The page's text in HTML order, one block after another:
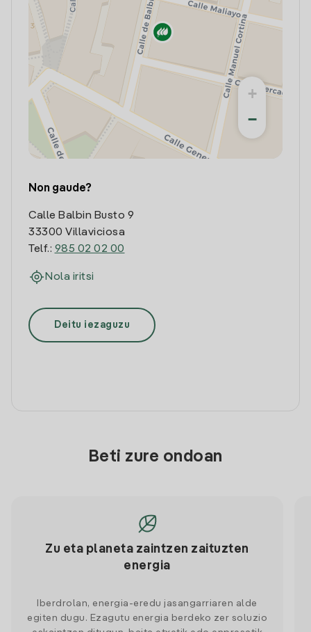
+
−
Non gaude?
Calle Balbin Busto 9
33300 Villaviciosa
Telf.: 985 02 02 00
Nola iritsi
Deitu iezaguzu
Beti zure ondoan
Zu eta planeta zaintzen zaituzten
energia
Iberdrolan, energia-eredu jasangarriaren alde
egiten dugu. Ezagutu energia berdeko zer soluzio